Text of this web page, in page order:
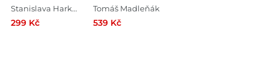
Stanislava Harkotová
299 Kč
state
Tomáš Madleňák
539 Kč